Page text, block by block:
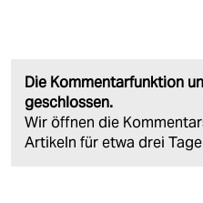
Die Kommentarfunktion
geschlossen.
Wir öffnen die
Artikeln für etwa drei